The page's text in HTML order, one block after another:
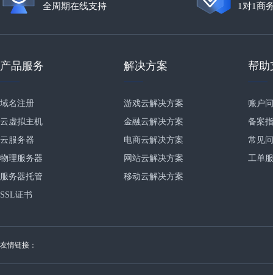
全周期在线支持 1对1商
产品服务
域名注册
云虚拟主机
云服务器
物理服务器
服务器托管
SSL证书
解决方案
游戏云解决方案
金融云解决方案
电商云解决方案
网站云解决方案
移动云解决方案
帮助
账户
备案
常见
工单
友情链接：